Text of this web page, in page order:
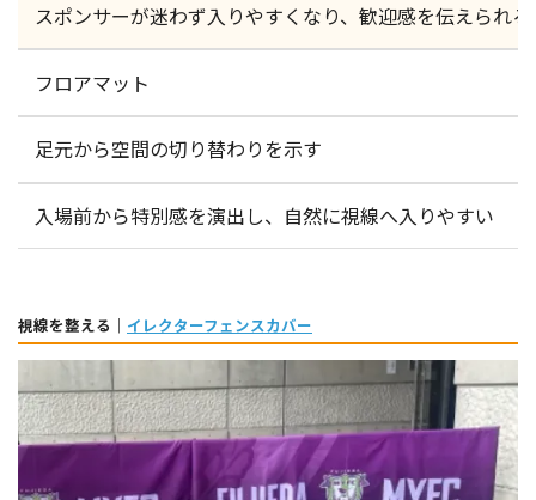
スポンサーが迷わず入りやすくなり、歓迎感を伝えられる
フロアマット
足元から空間の切り替わりを示す
入場前から特別感を演出し、自然に視線へ入りやすい
視線を整える｜ イレクターフェンスカバー